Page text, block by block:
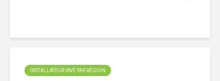
INSTALLATEUR IRVE PAR RÉGION